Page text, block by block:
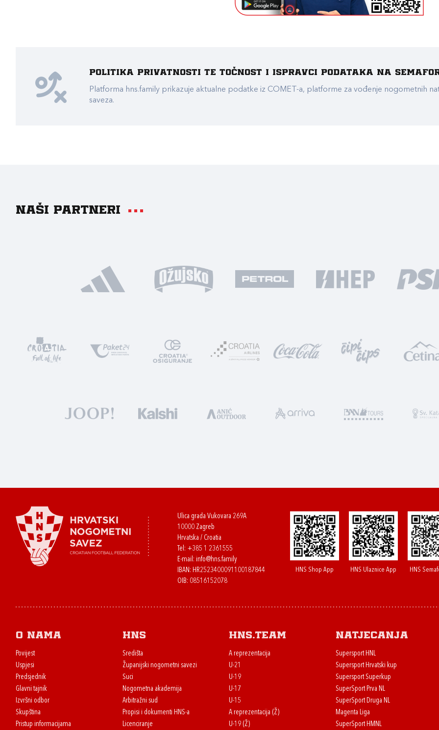
Politika privatnosti te točnost i ispravci podataka na
Platforma hns.family prikazuje aktualne podatke iz COMET-a, platforme za vođenje nogometnih
saveza.
Naši partneri
Ulica grada Vukovara 269A
10000 Zagreb
Hrvatska / Croatia
Tel: +385 1 2361555
E-mail: info@hns.family
IBAN: HR2523400091100187844
OIB: 08516152078
HNS Shop App HNS Ulaznice App HNS
O nama
Povijest
Uspjesi
Predsjednik
Glavni tajnik
Izvršni odbor
Skupština
Pristup informacijama
HNS
Središta
Županijski nogometni savezi
Suci
Nogometna akademija
Arbitražni sud
Propisi i dokumenti HNS-a
Licenciranje
HNS.team
A reprezentacija
U-21
U-19
U-17
U-15
A reprezentacija (Ž)
U-19 (Ž)
Natjecanja
Supersport HNL
Supersport Hrvatski kup
Supersport Superkup
SuperSport Prva NL
SuperSport Druga NL
Magenta Liga
SuperSport HMNL